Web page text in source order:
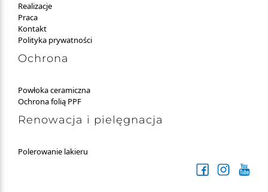
Realizacje
Praca
Kontakt
Polityka prywatności
Ochrona
Powłoka ceramiczna
Ochrona folią PPF
Renowacja i pielęgnacja
Polerowanie lakieru